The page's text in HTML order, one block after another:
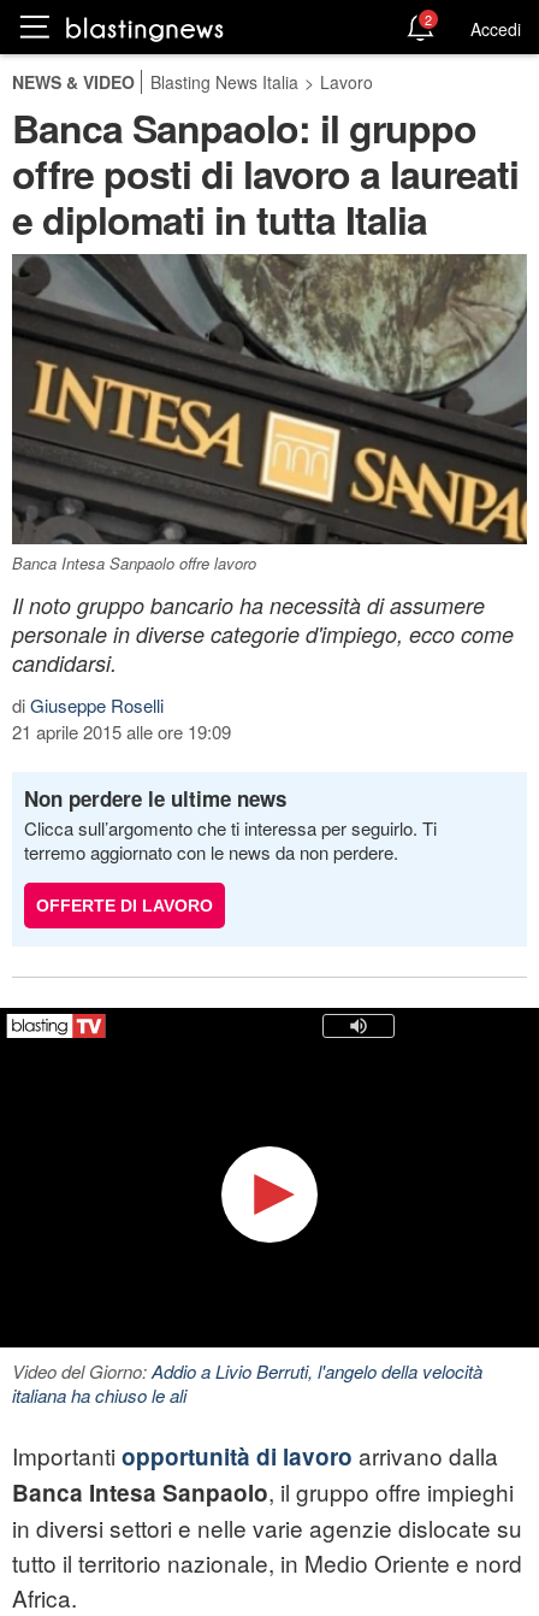
2 Accedi
NEWS & VIDEO Blasting News Italia > Lavoro
Banca Sanpaolo: il gruppo
offre posti di lavoro a laureati
e diplomati in tutta Italia
Banca Intesa Sanpaolo offre lavoro
Il noto gruppo bancario ha necessità di assumere
personale in diverse categorie d'impiego, ecco come
candidarsi.
diGiuseppe Roselli
21 aprile 2015 alle ore 19:09
Non perdere le ultime news
Clicca sull’argomento che ti interessa per seguirlo. Ti
terremo aggiornato con le news da non perdere.
OFFERTE DI LAVORO
Video del Giorno:Addio a Livio Berruti, l'angelo della velocità
italiana ha chiuso le ali
Importanti opportunità di lavoro arrivano dalla
Banca Intesa Sanpaolo, il gruppo offre impieghi
in diversi settori e nelle varie agenzie dislocate su
tutto il territorio nazionale, in Medio Oriente e nord
Africa.